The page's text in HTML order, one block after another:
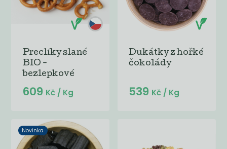
Preclíky slané
BIO -
bezlepkové
609 Kč / Kg
Dukátky z hořké
čokolády
539 Kč / Kg
Novinka